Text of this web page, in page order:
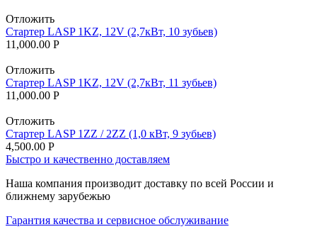
Отложить
Стартер LASP 1KZ, 12V (2,7кВт, 10 зубьев)
11,000.00 Р
Отложить
Стартер LASP 1KZ, 12V (2,7кВт, 11 зубьев)
11,000.00 Р
Отложить
Стартер LASP 1ZZ / 2ZZ (1,0 кВт, 9 зубьев)
4,500.00 Р
Быстро и качественно доставляем
Наша компания производит доставку по всей России и
ближнему зарубежью
Гарантия качества и сервисное обслуживание